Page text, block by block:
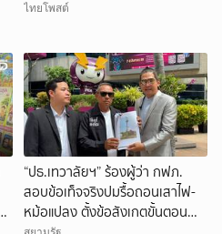
ไทยโพสต์
“ปธ.เทวาลัยฯ” ร้องผู้ว่า กฟภ.
สอบข้อเท็จจริงปมรื้อถอนเสาไฟ-
หม้อแปลง ตั้งข้อสังเกตขั้นตอน